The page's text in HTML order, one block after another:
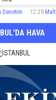
12:29 Maltepe’de
HAVA